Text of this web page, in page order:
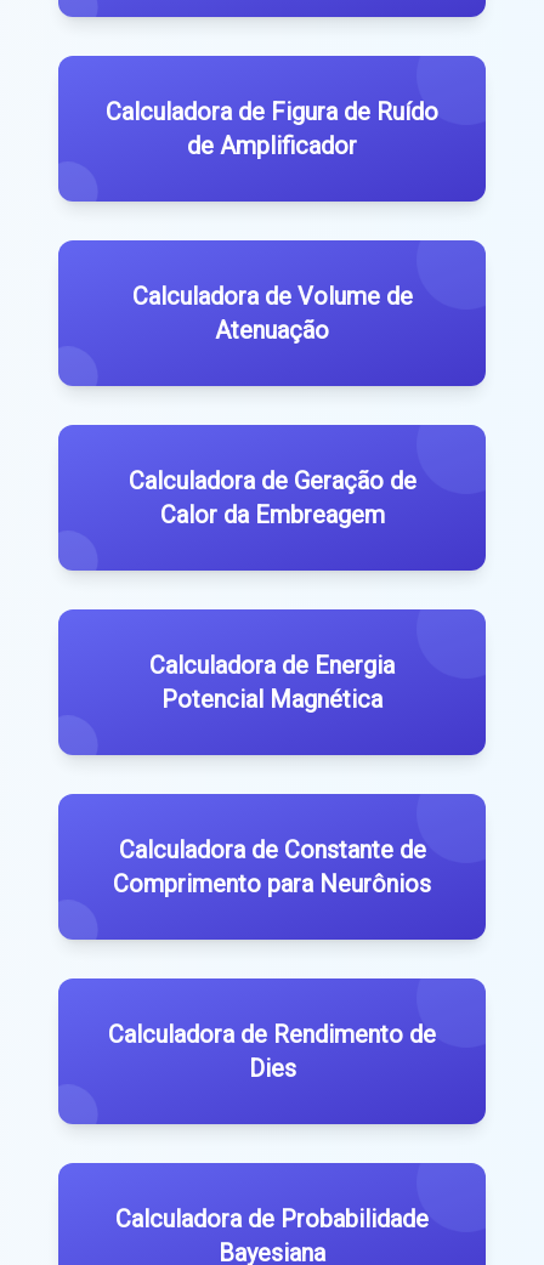
Calculadora de Figura de Ruído
de Amplificador
Calculadora de Volume de
Atenuação
Calculadora de Geração de
Calor da Embreagem
Calculadora de Energia
Potencial Magnética
Calculadora de Constante de
Comprimento para Neurônios
Calculadora de Rendimento de
Dies
Calculadora de Probabilidade
Bayesiana